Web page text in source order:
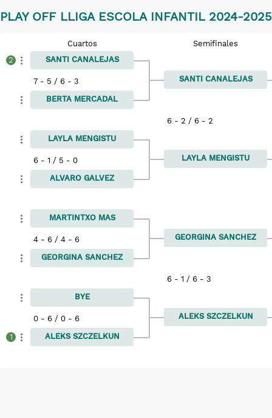
PLAY OFF LLIGA ESCOLA INFANTIL 2024-
Cuartos
Semifinales
2
SANTI CANALEJAS
BERTA MERCADAL
7 - 5 / 6 - 3
LAYLA MENGISTU
ALVARO GALVEZ
6 - 1 / 5 - 0
MARTINTXO MAS
GEORGINA SANCHEZ
4 - 6 / 4 - 6
BYE
1 ALEKS SZCZELKUN
0 - 6 / 0 - 6
SANTI CANALEJAS
LAYLA MENGISTU
6 - 2 / 6 - 2
GEORGINA SANCHEZ
ALEKS SZCZELKUN
6 - 1 / 6 - 3